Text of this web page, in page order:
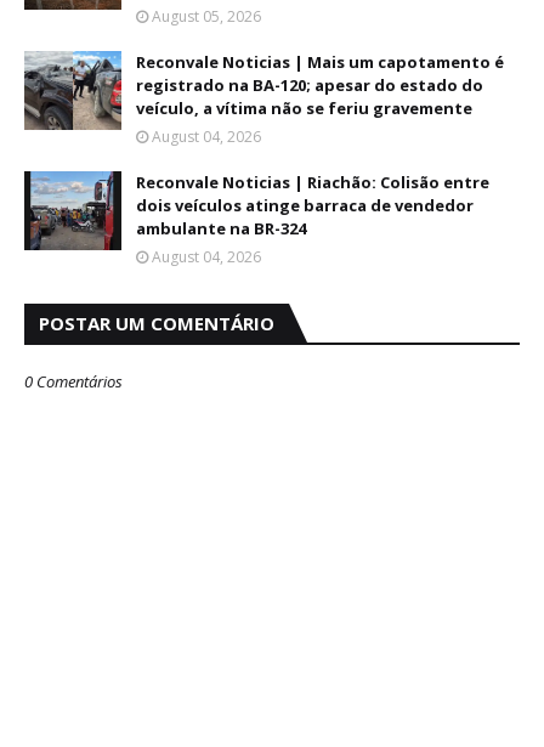
August 05, 2026
Reconvale Noticias | Mais um capotamento é
registrado na BA-120; apesar do estado do
veículo, a vítima não se feriu gravemente
August 04, 2026
Reconvale Noticias | Riachão: Colisão entre
dois veículos atinge barraca de vendedor
ambulante na BR-324
August 04, 2026
POSTAR UM COMENTÁRIO
0 Comentários